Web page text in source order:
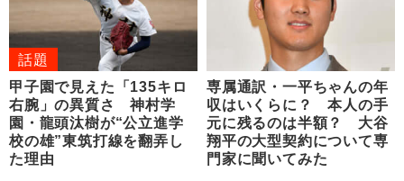
話題
甲子園で見えた「135キロ
右腕」の異質さ 神村学
園・龍頭汰樹が“公立進学
校の雄”東筑打線を翻弄し
た理由
専属通訳・一平ちゃんの年
収はいくらに？ 本人の手
元に残るのは半額？ 大谷
翔平の大型契約について専
門家に聞いてみた